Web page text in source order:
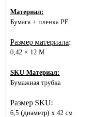
Материал:
Бумага + пленка PE
Размер материала:
0,42 × 12 М
SKU Материал:
Бумажная трубка
Размер SKU:
6,5 (диаметр) х 42 см